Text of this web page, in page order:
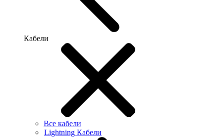
Кабели
Все кабели
Lightning Кабели